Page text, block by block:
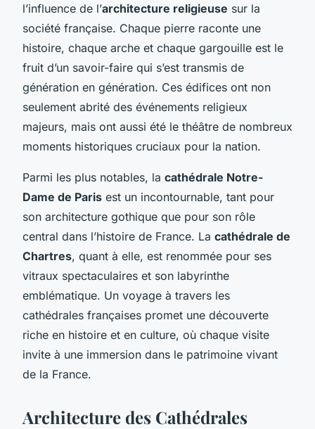
l’influence de l’architecture religieuse sur la
société française. Chaque pierre raconte une
histoire, chaque arche et chaque gargouille est le
fruit d’un savoir-faire qui s’est transmis de
génération en génération. Ces édifices ont non
seulement abrité des événements religieux
majeurs, mais ont aussi été le théâtre de nombreux
moments historiques cruciaux pour la nation.
Parmi les plus notables, la cathédrale Notre-
Dame de Paris est un incontournable, tant pour
son architecture gothique que pour son rôle
central dans l’histoire de France. La cathédrale de
Chartres, quant à elle, est renommée pour ses
vitraux spectaculaires et son labyrinthe
emblématique. Un voyage à travers les
cathédrales françaises promet une découverte
riche en histoire et en culture, où chaque visite
invite à une immersion dans le patrimoine vivant
de la France.
Architecture des Cathédrales